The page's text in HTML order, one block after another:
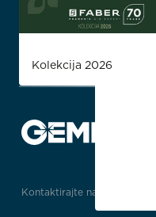
Kolekcija 2026
Kontaktirajte nas